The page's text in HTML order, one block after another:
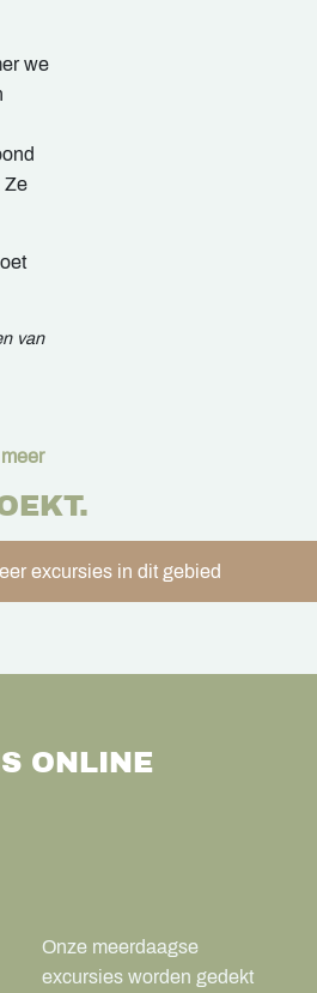
we
Ze
van
excursies in dit gebied
ONLINE
Onze meerdaagse
excursies worden gedekt